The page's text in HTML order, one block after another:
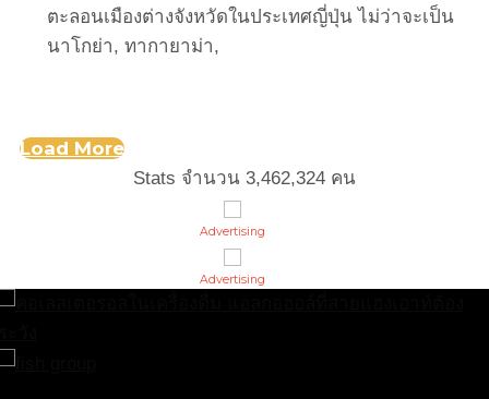
ตะลอนเมืองต่างจังหวัดในประเทศญี่ปุ่น ไม่ว่าจะเป็น
นาโกย่า, ทากายาม่า,
Load More
Stats จำนวน 3,462,324 คน
Advertising
Advertising